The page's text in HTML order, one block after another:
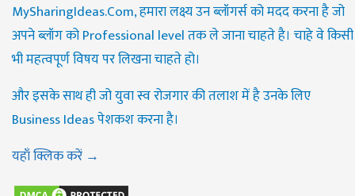
MySharingIdeas.Com, हमारा लक्ष्य उन ब्लॉगर्स को मदद करना है जो
अपने ब्लॉग को Professional level तक ले जाना चाहते है। चाहे वे किसी
भी महत्वपूर्ण विषय पर लिखना चाहते हो।
और इसके साथ ही जो युवा स्व रोजगार की तलाश में है उनके लिए
Business Ideas पेशकश करना है।
यहाँ क्लिक करें →